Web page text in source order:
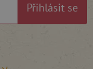
Přihlásit se